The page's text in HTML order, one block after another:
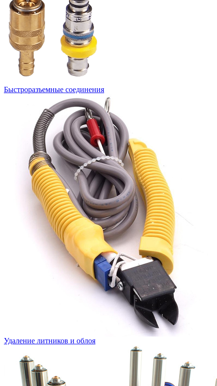
Быстроразъемные соединения
Удаление литников и облоя